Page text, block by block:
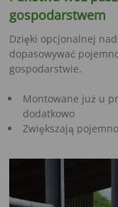
gospodarstwem
Dzięki opcjonalnej
dopasowywać
gospodarstwie.
Montowane już u
dodatkowo
Zwiększają